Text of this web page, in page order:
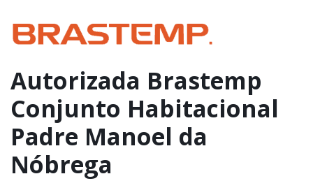
Autorizada Brastemp
Conjunto Habitacional
Padre Manoel da
Nóbrega